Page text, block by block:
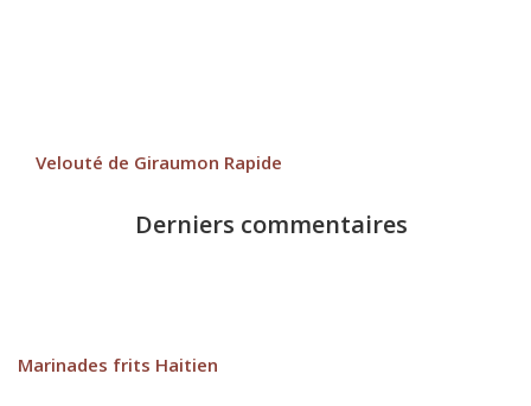
Velouté de Giraumon Rapide
Derniers commentaires
Marinades frits Haitien